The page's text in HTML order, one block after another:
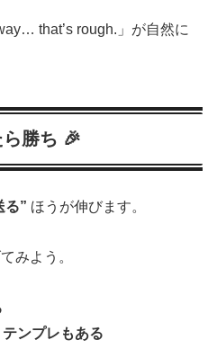
that’s rough.」が自然に
勝ち 🎉
る” ほうが伸びます。
みよう。
ンプレもある